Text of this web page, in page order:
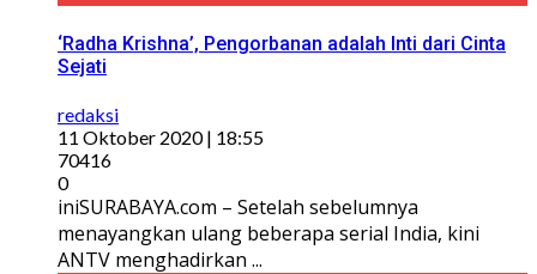
‘Radha Krishna’, Pengorbanan adalah Inti dari Cinta
Sejati
redaksi
11 Oktober 2020 | 18:55
70416
0
iniSURABAYA.com – Setelah sebelumnya
menayangkan ulang beberapa serial India, kini
ANTV menghadirkan ...